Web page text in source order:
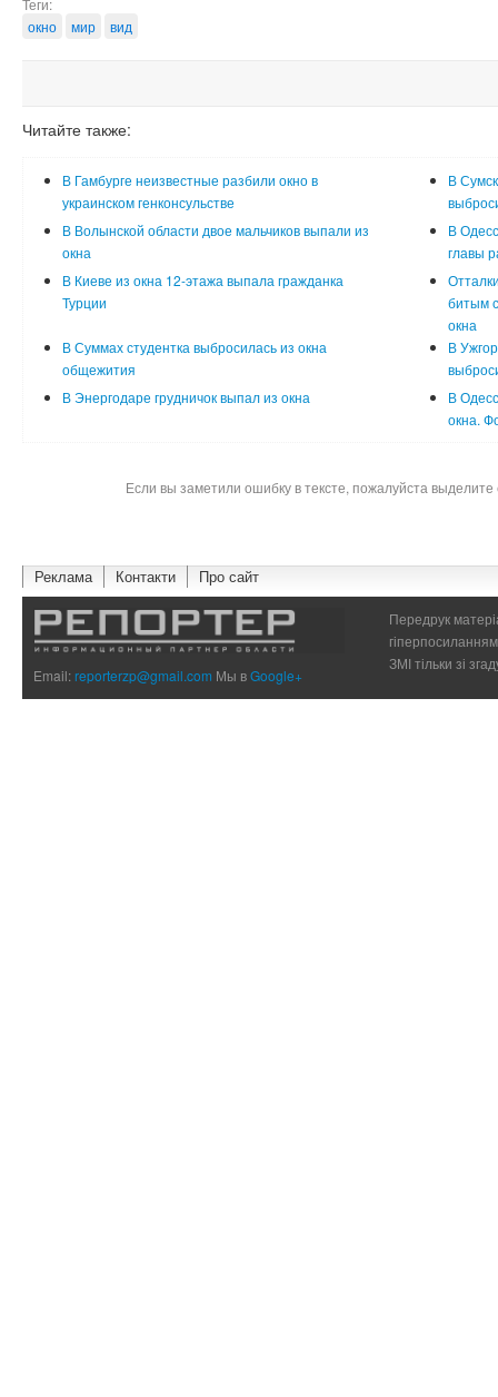
Теги:
окно
мир вид
Читайте также:
В Гамбурге неизвестные разбили окно в
украинском генконсульстве
В
В Волынской области двое мальчиков выпали из
окна
В
главы
В Киеве из окна 12-этажа выпала гражданка
Турции
битым
окна
В Суммах студентка выбросилась из окна
общежития
В
В Энергодаре грудничок выпал из окна
В
окна.
Если вы заметили ошибку в тексте, пожалуйста
Реклама Контакти Про сайт
Email:reporterzp@gmail.com Мы вGoogle+
Передрук
ЗМІ тільки зі